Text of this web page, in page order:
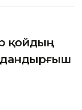
қойдың